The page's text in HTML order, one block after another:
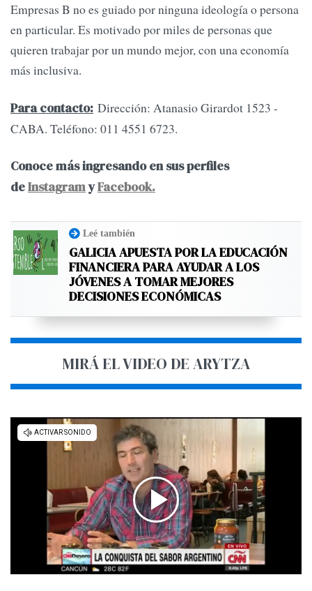
Empresas B no es guiado por ninguna ideología o persona
en particular. Es motivado por miles de personas que
quieren trabajar por un mundo mejor, con una economía
más inclusiva.
Para contacto: Dirección: Atanasio Girardot 1523 -
CABA. Teléfono: 011 4551 6723.
Conoce más ingresando en sus perfiles
deInstagramyFacebook.
Leé también
GALICIA APUESTA POR LA EDUCACIÓN
FINANCIERA PARA AYUDAR A LOS
JÓVENES A TOMAR MEJORES
DECISIONES ECONÓMICAS
MIRÁ EL VIDEO DE ARYTZA